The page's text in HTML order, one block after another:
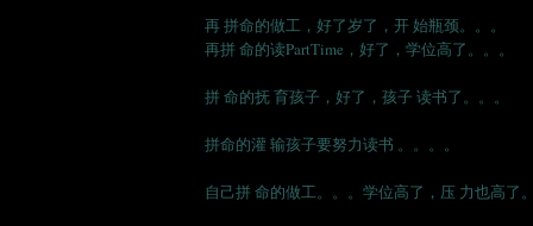
再 拼命的做工，好了岁了，开 始瓶颈。。。
再拼 命的读PartTime，好了，学位高了。。。
拼 命的抚 育孩子，好了，孩子 读书了。。。
拼命的灌 输孩子要努力读书 。。。。
自己拼 命的做工。。。学位高了，压 力也高了